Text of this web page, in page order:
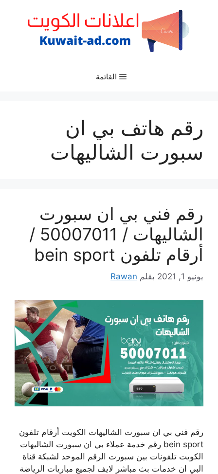
القائمة
رقم هاتف بي ان
سبورت الشاليهات
رقم فني بي ان سبورت
الشاليهات / 50007011 /
أرقام تلفون bein sport
يونيو 1, 2021 بقلم Rawan
رقم فني بي ان سبورت الشاليهات الكويت أرقام تلفون
bein sport رقم خدمة عملاء بي ان سبورت الشاليهات
الكويت تلفونات بين سبورت الرقم الموحد لشبكة قناة
البي ان خدمات بث مباشر لايف لجميع مباريات الرياضة